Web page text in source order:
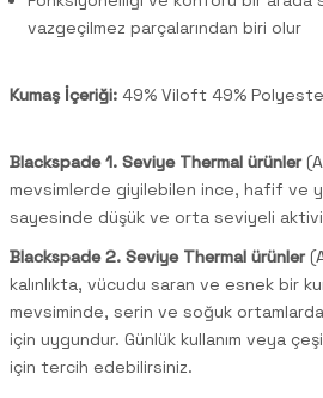
vazgeçilmez parçalarından biri olur
Kumaş İçeriği: 49% Viloft 49%
Blackspade 1. Seviye Thermal ürünler
mevsimlerde giyilebilen ince, hafif ve
sayesinde düşük ve orta seviyeli
Blackspade 2. Seviye Thermal ürünler
kalınlıkta, vücudu saran ve esnek bir
mevsiminde, serin ve soğuk ortamlarda
için uygundur. Günlük kullanım veya
için tercih edebilirsiniz.